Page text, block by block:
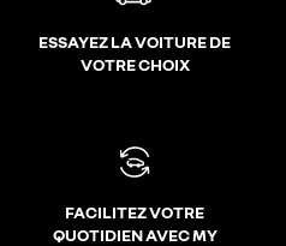
ESSAYEZ LA VOITURE DE
VOTRE CHOIX
FACILITEZ VOTRE
QUOTIDIEN AVEC MY